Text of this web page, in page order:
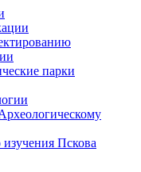
парки
изучения Пскова